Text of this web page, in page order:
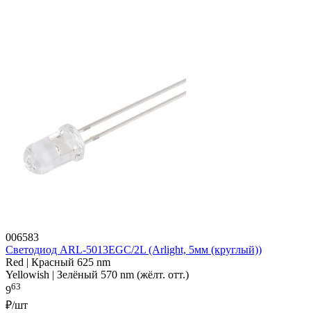
006583
Светодиод ARL-5013EGC/2L (Arlight, 5мм (круглый))
Red | Красный 625 nm
Yellowish | Зелёный 570 nm (жёлт. отт.)
963
₽/шт